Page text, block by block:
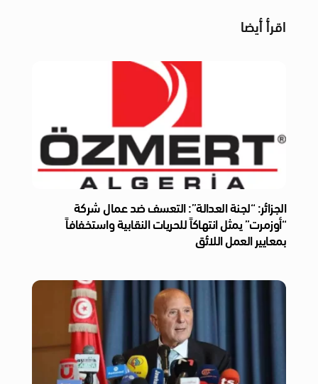
اقرأ أيضا
الجزائر: “لجنة العدالة”: التعسف ضد عمال شركة
“أوزمرت” يمثل انتهاكاً للحريات النقابية واستخفافاً
بمعايير العمل اللائق